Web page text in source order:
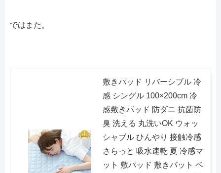
ではまた。
敷きパッド リバーシブル 冷
感 シングル 100×200cm 冷
感敷きパッド 防ダニ 抗菌防
臭 洗える 丸洗いOK ウォッ
シャブル ひんやり 接触冷感
さらっと 吸水速乾 夏 冷感マ
ット 敷パッド 敷きパット ベ